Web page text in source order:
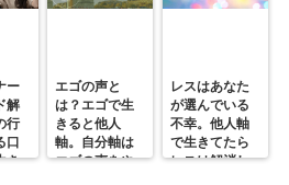
ー
解
行
口
き
エゴの声と
は？エゴで生
きると他人
軸。自分軸は
エゴの声をや
レスはあなた
が選んでいる
不幸。他人軸
で生きてたら
レスは解消し